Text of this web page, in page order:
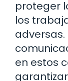
proteger
los
en estos